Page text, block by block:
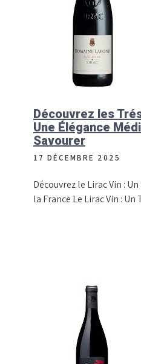
Découvrez les
Une Élégance
Savourer
17 DÉCEMBRE 2025
Découvrez le Lirac Vin :
la France Le Lirac Vin :